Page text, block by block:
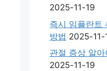
2025-11-19
즉시 임플란트
방법 2025-11-
관절 증상 알
2025-11-19